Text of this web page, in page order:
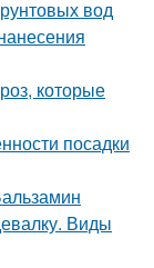
вод
которые
посадки
Виды